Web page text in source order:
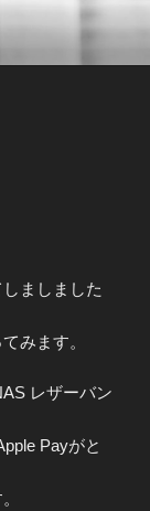
ましました
みます。
レザーバン
Payがと